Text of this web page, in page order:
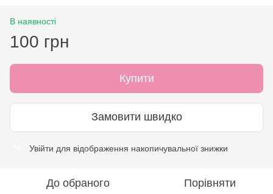
В наявності
100 грн
Купити
Замовити швидко
Увійти для відображення накопичувальної знижки
До обраного Порівняти